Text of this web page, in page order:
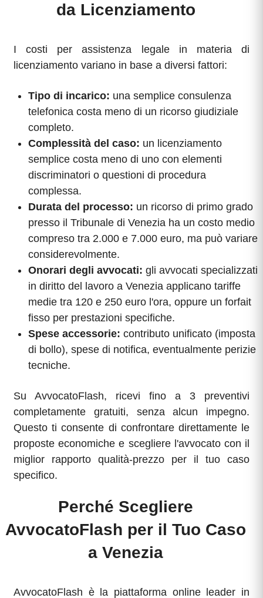
da Licenziamento
I costi per assistenza legale in materia di
licenziamento variano in base a diversi fattori:
Tipo di incarico: una semplice consulenza
telefonica costa meno di un ricorso giudiziale
completo.
Complessità del caso: un licenziamento
semplice costa meno di uno con elementi
discriminatori o questioni di procedura
complessa.
Durata del processo: un ricorso di primo grado
presso il Tribunale di Venezia ha un costo medio
compreso tra 2.000 e 7.000 euro, ma può variare
considerevolmente.
Onorari degli avvocati: gli avvocati specializzati
in diritto del lavoro a Venezia applicano tariffe
medie tra 120 e 250 euro l'ora, oppure un forfait
fisso per prestazioni specifiche.
Spese accessorie: contributo unificato (imposta
di bollo), spese di notifica, eventualmente perizie
tecniche.
Su AvvocatoFlash, ricevi fino a 3 preventivi
completamente gratuiti, senza alcun impegno.
Questo ti consente di confrontare direttamente le
proposte economiche e scegliere l'avvocato con il
miglior rapporto qualità-prezzo per il tuo caso
specifico.
Perché Scegliere
AvvocatoFlash per il Tuo Caso
a Venezia
AvvocatoFlash è la piattaforma online leader in